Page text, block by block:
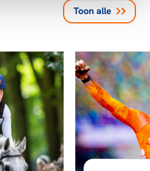
Toon alle